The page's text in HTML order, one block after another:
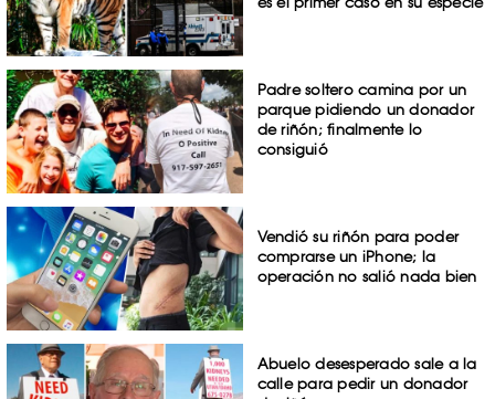
Padre soltero camina por un
parque pidiendo un donador
de riñón; finalmente lo
consiguió
Vendió su riñón para poder
comprarse un iPhone; la
operación no salió nada bien
Abuelo desesperado sale a la
calle para pedir un donador